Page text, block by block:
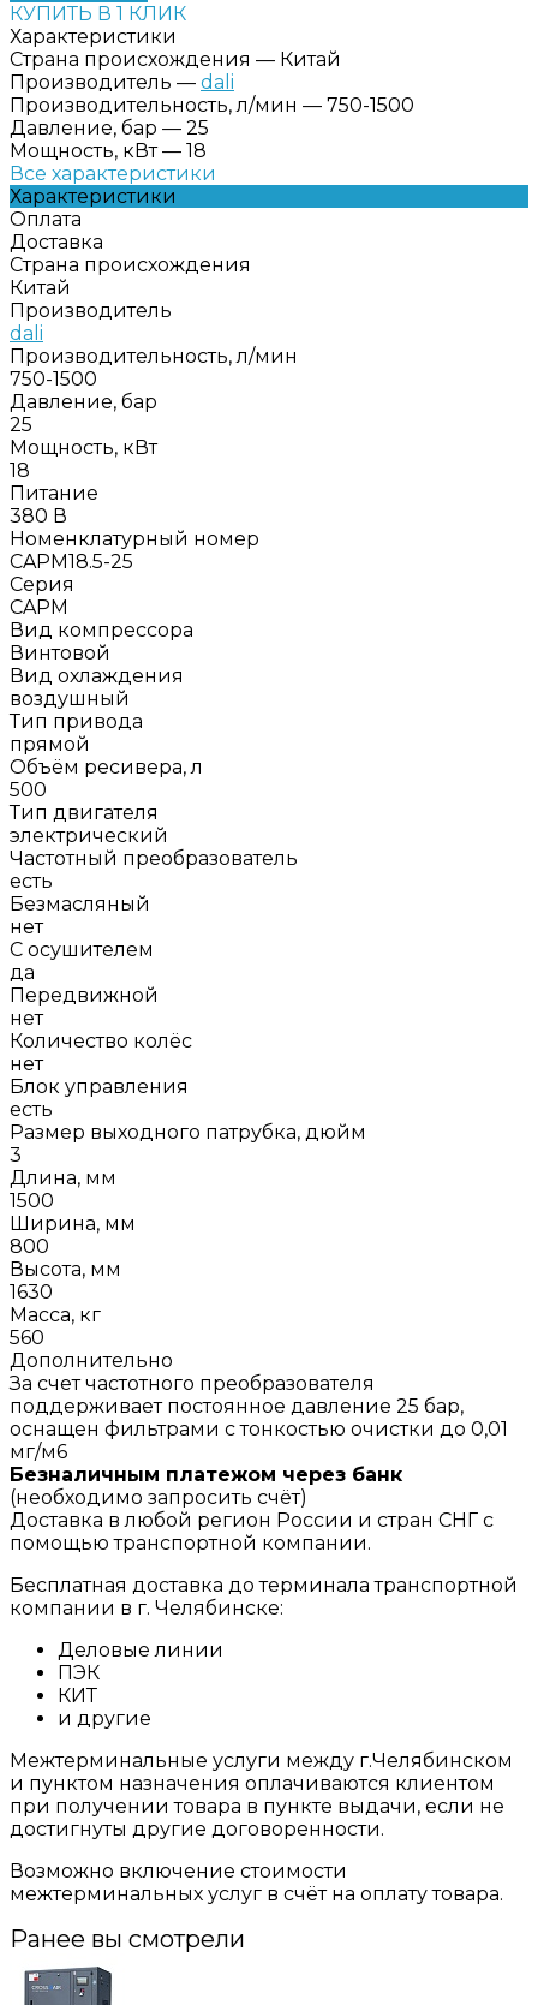
КУПИТЬ В 1 КЛИК
Характеристики
Страна происхождения — Китай
Производитель — dali
Производительность, л/мин — 750-1500
Давление, бар — 25
Мощность, кВт — 18
Все характеристики
Характеристики
Оплата
Доставка
Страна происхождения
Китай
Производитель
dali
Производительность, л/мин
750-1500
Давление, бар
25
Мощность, кВт
18
Питание
380 В
Номенклатурный номер
CAPM18.5-25
Серия
CAPM
Вид компрессора
Винтовой
Вид охлаждения
воздушный
Тип привода
прямой
Объём ресивера, л
500
Тип двигателя
электрический
Частотный преобразователь
есть
Безмасляный
нет
С осушителем
да
Передвижной
нет
Количество колёс
нет
Блок управления
есть
Размер выходного патрубка, дюйм
3
Длина, мм
1500
Ширина, мм
800
Высота, мм
1630
Масса, кг
560
Дополнительно
За счет частотного преобразователя
поддерживает постоянное давление 25 бар,
оснащен фильтрами с тонкостью очистки до 0,01
мг/м6
Безналичным платежом через банк
(необходимо запросить счёт)
Доставка в любой регион России и стран СНГ с
помощью транспортной компании.
Бесплатная доставка до терминала транспортной
компании в г. Челябинске:
Деловые линии
ПЭК
КИТ
и другие
Межтерминальные услуги между г.Челябинском
и пунктом назначения оплачиваются клиентом
при получении товара в пункте выдачи, если не
достигнуты другие договоренности.
Возможно включение стоимости
межтерминальных услуг в счёт на оплату товара.
Ранее вы смотрели